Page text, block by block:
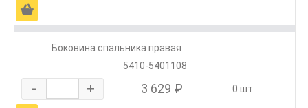
Ä
Боковина спальника правая
5410-5401108
- + 3 629 ₽ 0 шт.